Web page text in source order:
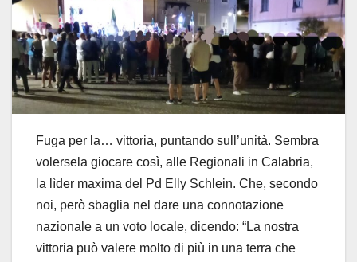
Fuga per la… vittoria, puntando sull’unità. Sembra
volersela giocare così, alle Regionali in Calabria,
la lìder maxima del Pd Elly Schlein. Che, secondo
noi, però sbaglia nel dare una connotazione
nazionale a un voto locale, dicendo: “La nostra
vittoria può valere molto di più in una terra che